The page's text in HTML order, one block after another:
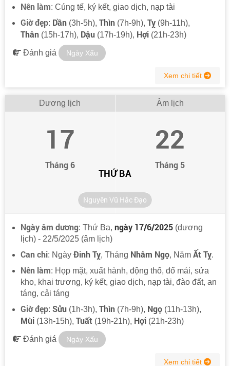
Nên làm: Cúng tế, ký kết, giao dịch, nạp tài
Giờ đẹp: Dần (3h-5h), Thìn (7h-9h), Tỵ (9h-11h),
Thân (15h-17h), Dậu (17h-19h), Hợi (21h-23h)
Đánh giá Ngày Xấu
Xem chi tiết
Dương lịch
17
Tháng 6
Âm lịch
22
Tháng 5
THỨ BA
Nguyên Vũ Hắc Đạo
Ngày âm dương: Thứ Ba, ngày 17/6/2025 (dương
lịch) - 22/5/2025 (âm lịch)
Can chi: Ngày Đinh Tỵ, Tháng Nhâm Ngọ, Năm Ất Tỵ.
Nên làm: Họp mặt, xuất hành, động thổ, đổ mái, sửa
kho, khai trương, ký kết, giao dịch, nạp tài, đào đất, an
táng, cải táng
Giờ đẹp: Sửu (1h-3h), Thìn (7h-9h), Ngọ (11h-13h),
Mùi (13h-15h), Tuất (19h-21h), Hợi (21h-23h)
Đánh giá Ngày Xấu
Xem chi tiết